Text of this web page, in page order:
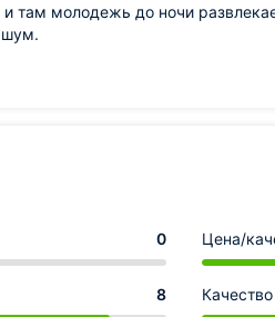
и там молодежь до ночи
шум.
0 Цена/
8